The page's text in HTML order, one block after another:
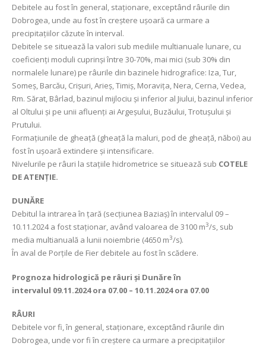
Debitele au fost în general, staționare, exceptând râurile din
Dobrogea, unde au fost în creștere ușoară ca urmare a
precipitațiilor căzute în interval.
Debitele se situează la valori sub mediile multianuale lunare, cu
coeficienți moduli cuprinși între 30-70%, mai mici (sub 30% din
normalele lunare) pe râurile din bazinele hidrografice: Iza, Tur,
Someș, Barcău, Crișuri, Arieș, Timiș, Moravița, Nera, Cerna, Vedea,
Rm. Sărat, Bârlad, bazinul mijlociu și inferior al Jiului, bazinul inferior
al Oltului și pe unii afluenți ai Argeșului, Buzăului, Trotușului și
Prutului.
Formațiunile de gheață (gheață la maluri, pod de gheață, năboi) au
fost în ușoară extindere și intensificare.
Nivelurile pe râuri la stațiile hidrometrice se situează sub COTELE
DE ATENȚIE.
DUNĂRE
Debitul la intrarea în țară (secțiunea Baziaș) în intervalul 09 –
10.11.2024 a fost staționar, având valoarea de 3100 m3/s, sub
media multianuală a lunii noiembrie (4650 m3/s).
În aval de Porțile de Fier debitele au fost în scădere.
Prognoza hidrologică pe râuri și Dunăre în
intervalul 09.11.2024 ora 07.00 – 10.11.2024 ora 07.00
RÂURI
Debitele vor fi, în general, staționare, exceptând râurile din
Dobrogea, unde vor fi în creștere ca urmare a precipitațiilor